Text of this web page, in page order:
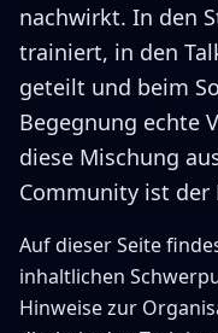
nachwirkt. In den
trainiert, in den
geteilt und beim
Begegnung echte
diese Mischung
Community ist der
Auf dieser Seite
inhaltlichen
Hinweise zur